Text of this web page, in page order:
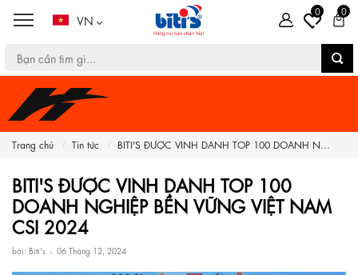
VN
0 0
Trang chủ Tin tức BITI'S ĐƯỢC VINH DANH TOP 100 DOANH N...
BITI'S ĐƯỢC VINH DANH TOP 100
DOANH NGHIỆP BỀN VỮNG VIỆT NAM
CSI 2024
bởi: Biti's 06 Tháng 12, 2024